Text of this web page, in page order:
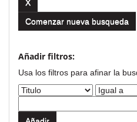
Comenzar nueva busqueda
Añadir filtros:
Usa los filtros para afinar la